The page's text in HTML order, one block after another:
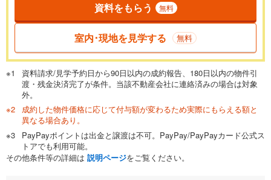
一般的には最長35年まで借り入れ可能です。多くの金融機関
が完済時の年齢は80歳までを条件としています。
閉じる
頭金 万円
0万円 1,600万円
自己資金から住宅購入にかけられる金額を入力してくださ
い。一般的には物件価格の2割までが目安です。
閉じる
ボーナス
万円
資料をもらう 無料
室内･現地を見学する 無料
資料請求/見学予約日から90日以内の成約報告、180日以内の物件引
渡・残金決済完了が条件。当該不動産会社に連絡済みの場合は対象
外。
成約した物件価格に応じて付与額が変わるため実際にもらえる額と
異なる場合あり。
PayPayポイントは出金と譲渡は不可。PayPay/PayPayカード公式ス
トアでも利用可能。
その他条件等の詳細は 説明ページをご覧ください。